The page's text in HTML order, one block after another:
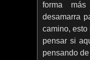
forma
desamarra
camino, esto
pensar si
pensando